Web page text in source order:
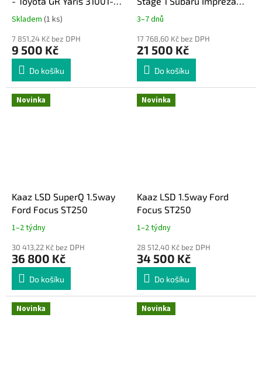
52010
Skladem (1 ks)
7 851,24 Kč bez DPH
9 500 Kč
Do košíku
WRX STi 690Nm
3–7 dnů
17 768,60 Kč bez DPH
21 500 Kč
Do košíku
Novinka
Kaaz LSD SuperQ 1.5way
Ford Focus ST250
1–2 týdny
30 413,22 Kč bez DPH
36 800 Kč
Do košíku
Novinka
Kaaz LSD 1.5way Ford
Focus ST250
1–2 týdny
28 512,40 Kč bez DPH
34 500 Kč
Do košíku
Novinka Novinka